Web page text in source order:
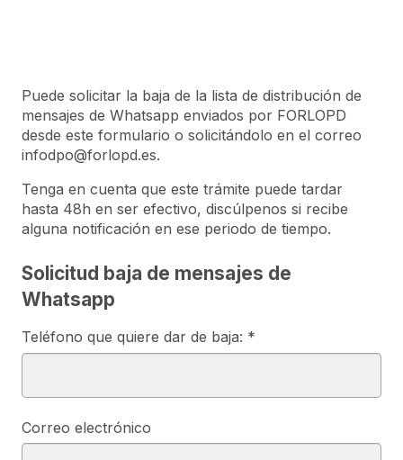
Puede solicitar la baja de la lista de distribución de
mensajes de Whatsapp enviados por FORLOPD
desde este formulario o solicitándolo en el correo
infodpo@forlopd.es.
Tenga en cuenta que este trámite puede tardar
hasta 48h en ser efectivo, discúlpenos si recibe
alguna notificación en ese periodo de tiempo.
Solicitud baja de mensajes de
Whatsapp
Teléfono que quiere dar de baja: *
Correo electrónico